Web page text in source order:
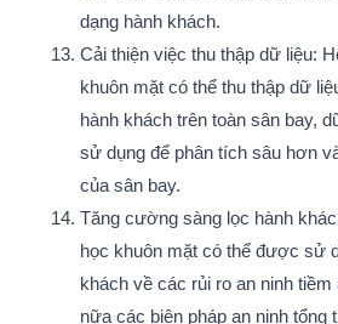
dạng hành khách.
Cải thiện việc thu thập dữ liệu:
khuôn mặt có thể thu thập dữ
hành khách trên toàn sân bay,
sử dụng để phân tích sâu hơn
của sân bay.
Tăng cường sàng lọc hành
học khuôn mặt có thể được sử
khách về các rủi ro an ninh
nữa các biện pháp an ninh tổng